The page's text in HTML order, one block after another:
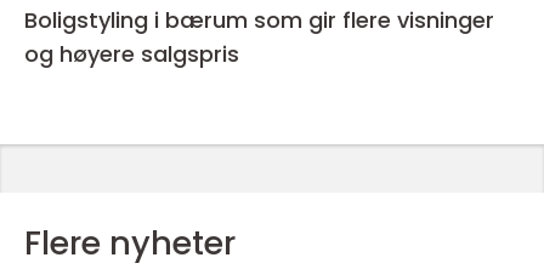
Boligstyling i bærum som gir flere visninger
og høyere salgspris
Flere nyheter